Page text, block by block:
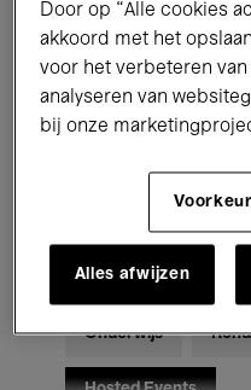
Tentoonstellingen
Performances
Jazz Klassieke
Voor iedereen
Onderwijs
Door op “Alle cookies
akkoord met het
voor het verbeteren
analyseren van
bij onze
Alles afwijzen